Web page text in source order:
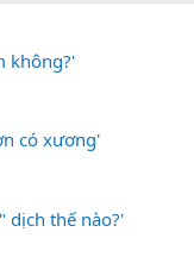
không?'
có xương'
dịch thế nào?'